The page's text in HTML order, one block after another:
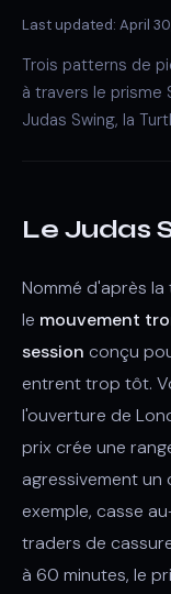
Last updated: April
Trois patterns de
à travers le prisme
Judas Swing, la
Le Judas
Nommé d'après
le mouvement
session conçu
entrent trop tôt.
l'ouverture de
prix crée une
agressivement un
exemple, casse
traders de
à 60 minutes, le